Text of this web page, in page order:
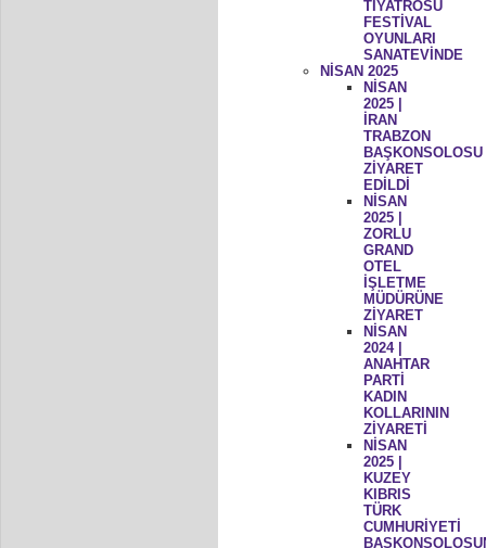
TİYATROSU
FESTİVAL
OYUNLARI
SANATEVİNDE
NİSAN 2025
NİSAN
2025 |
İRAN
TRABZON
BAŞKONSOLOSU
ZİYARET
EDİLDİ
NİSAN
2025 |
ZORLU
GRAND
OTEL
İŞLETME
MÜDÜRÜNE
ZİYARET
NİSAN
2024 |
ANAHTAR
PARTİ
KADIN
KOLLARININ
ZİYARETİ
NİSAN
2025 |
KUZEY
KIBRIS
TÜRK
CUMHURİYETİ